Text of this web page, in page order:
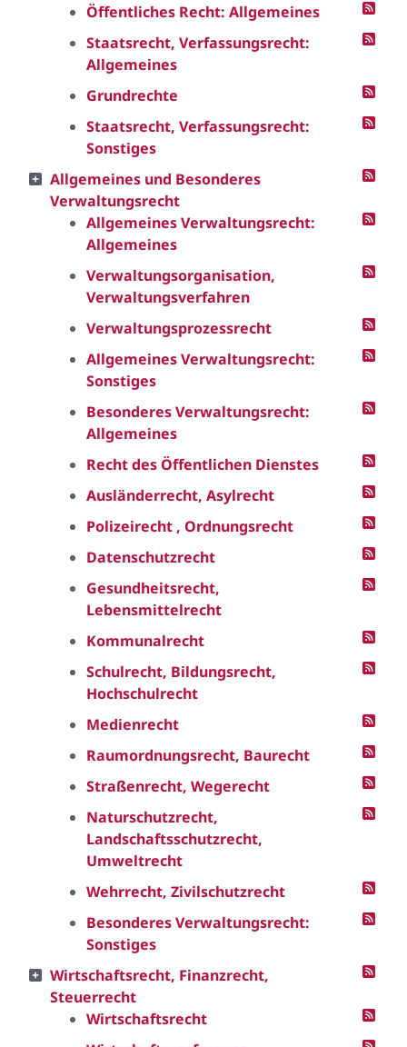
Öffentliches Recht: Allgemeines
Staatsrecht, Verfassungsrecht:
Allgemeines
Grundrechte
Staatsrecht, Verfassungsrecht:
Sonstiges
Allgemeines und Besonderes
Verwaltungsrecht
Allgemeines Verwaltungsrecht:
Allgemeines
Verwaltungsorganisation,
Verwaltungsverfahren
Verwaltungsprozessrecht
Allgemeines Verwaltungsrecht:
Sonstiges
Besonderes Verwaltungsrecht:
Allgemeines
Recht des Öffentlichen Dienstes
Ausländerrecht, Asylrecht
Polizeirecht , Ordnungsrecht
Datenschutzrecht
Gesundheitsrecht,
Lebensmittelrecht
Kommunalrecht
Schulrecht, Bildungsrecht,
Hochschulrecht
Medienrecht
Raumordnungsrecht, Baurecht
Straßenrecht, Wegerecht
Naturschutzrecht,
Landschaftsschutzrecht,
Umweltrecht
Wehrrecht, Zivilschutzrecht
Besonderes Verwaltungsrecht:
Sonstiges
Wirtschaftsrecht, Finanzrecht,
Steuerrecht
Wirtschaftsrecht